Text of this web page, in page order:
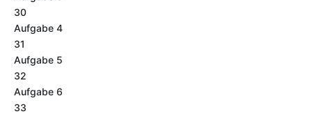
30
Aufgabe 4
31
Aufgabe 5
32
Aufgabe 6
33